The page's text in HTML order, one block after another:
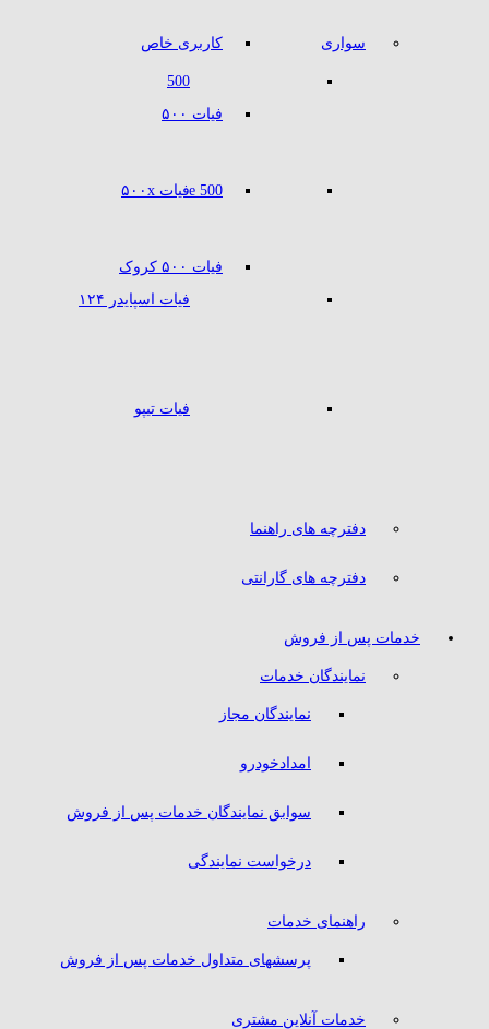
کاربری خاص سواری
500
فیات ۵۰۰
500 e
فیات ۵۰۰ کروک
فیات ۵۰۰x
فیات اسپایدر ۱۲۴
فیات تیپو
دفترچه های راهنما
دفترچه های گارانتی
خدمات پس از فروش
نمایندگان خدمات
نمایندگان مجاز
امدادخودرو
سوابق نمایندگان خدمات پس از فروش
درخواست نمایندگی
راهنمای خدمات
پرسشهای متداول خدمات پس از فروش
خدمات آنلاین مشتری